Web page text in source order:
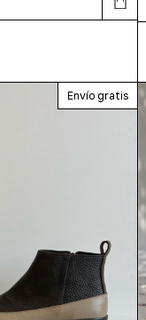
Envío gratis